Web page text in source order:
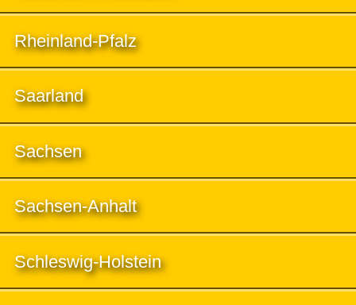
Rheinland-Pfalz
Saarland
Sachsen
Sachsen-Anhalt
Schleswig-Holstein